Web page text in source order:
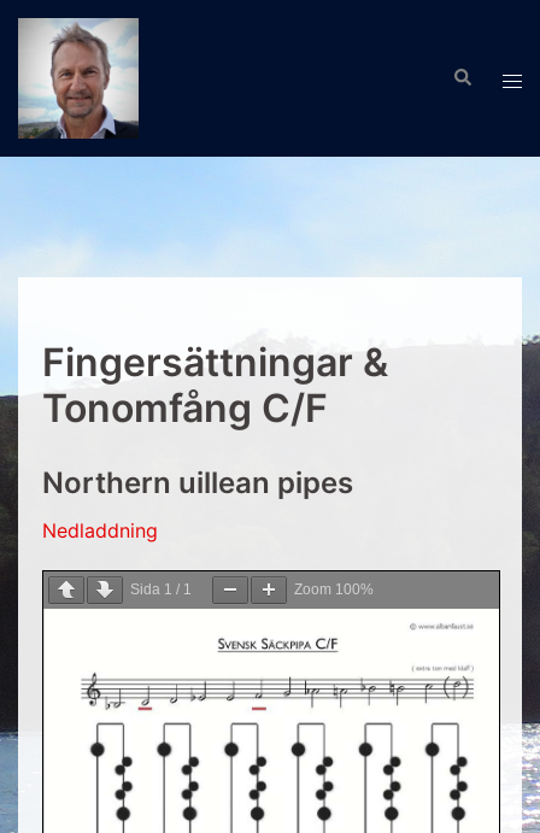
Hoppa
innehåll
Sök
Slå
Fingersättningar &
Tonomfång C/F
Northern uillean pipes
Nedladdning
Sida 1 / 1 Zoom 100%